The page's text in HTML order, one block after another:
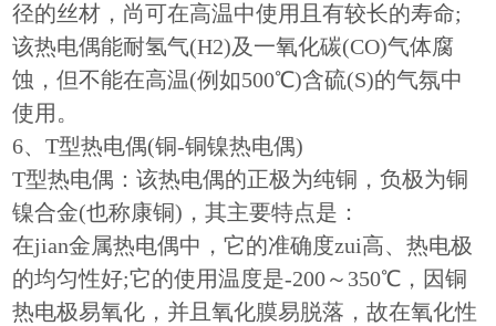
径的丝材，尚可在高温中使用且有较长的寿命;
该热电偶能耐氢气(H2)及一氧化碳(CO)气体腐
蚀，但不能在高温(例如500℃)含硫(S)的气氛中
使用。
6、T型热电偶(铜-铜镍热电偶)
T型热电偶 ：该热电偶的正极为纯铜，负极为铜
镍合金(也称康铜)，其主要特点是：
在jian金属热电偶中，它的准确度zui高、热电极
的均匀性好;它的使用温度是-200～350℃，因铜
热电极易氧化，并且氧化膜易脱落，故在氧化性